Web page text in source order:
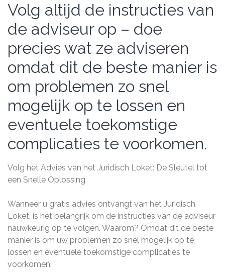
Volg altijd de instructies van
de adviseur op – doe
precies wat ze adviseren
omdat dit de beste manier is
om problemen zo snel
mogelijk op te lossen en
eventuele toekomstige
complicaties te voorkomen.
Volg het Advies van het Juridisch Loket: De Sleutel tot
een Snelle Oplossing
Wanneer u gratis advies ontvangt van het Juridisch
Loket, is het belangrijk om de instructies van de adviseur
nauwkeurig op te volgen. Waarom? Omdat dit de beste
manier is om uw problemen zo snel mogelijk op te
lossen en eventuele toekomstige complicaties te
voorkomen.